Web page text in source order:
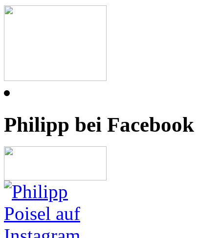
Philipp bei Facebook